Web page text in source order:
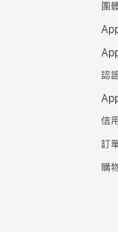
團
認
信
訂
購